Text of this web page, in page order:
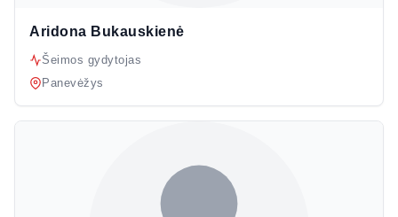
Aridona Bukauskienė
Šeimos gydytojas
Panevėžys